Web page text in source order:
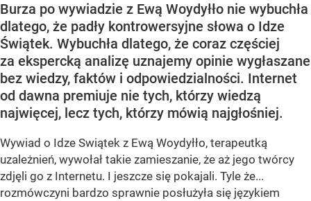
Burza po wywiadzie z Ewą Woydyłło nie wybuchła
dlatego, że padły kontrowersyjne słowa o Idze
Świątek. Wybuchła dlatego, że coraz częściej
za ekspercką analizę uznajemy opinie wygłaszane
bez wiedzy, faktów i odpowiedzialności. Internet
od dawna premiuje nie tych, którzy wiedzą
najwięcej, lecz tych, którzy mówią najgłośniej.
Wywiad o Idze Swiątek z Ewą Woydyłło, terapeutką
uzależnień, wywołał takie zamieszanie, że aż jego twórcy
zdjęli go z Internetu. I jeszcze się pokajali. Tyle że...
rozmówczyni bardzo sprawnie posłużyła się językiem